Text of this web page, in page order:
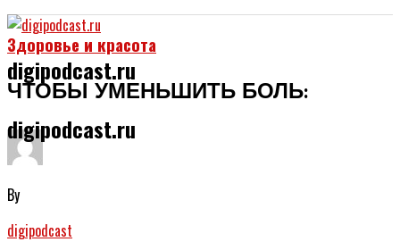
digipodcast.ru
digipodcast.ru
Здоровье и красота
ЧТОБЫ УМЕНЬШИТЬ БОЛЬ:
By
digipodcast